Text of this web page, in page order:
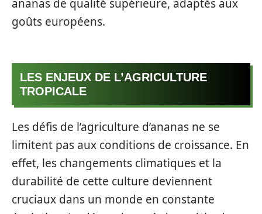
ananas de qualité supérieure, adaptés aux
goûts européens.
LES ENJEUX DE L’AGRICULTURE
TROPICALE
Les défis de l’agriculture d’ananas ne se
limitent pas aux conditions de croissance. En
effet, les changements climatiques et la
durabilité de cette culture deviennent
cruciaux dans un monde en constante